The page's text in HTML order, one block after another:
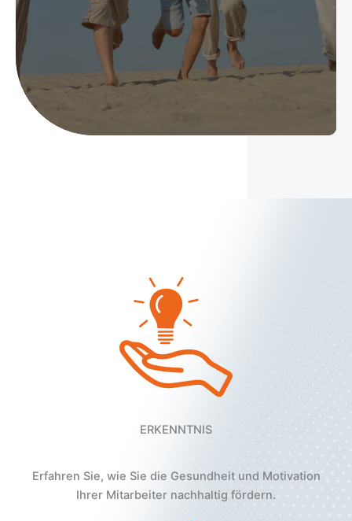
ERKENNTNIS
Erfahren Sie, wie Sie die Gesundheit und Motivation
Ihrer Mitarbeiter nachhaltig fördern.